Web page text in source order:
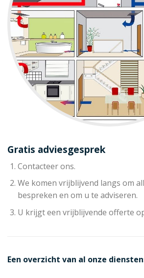
Gratis adviesgesprek
Contacteer ons.
We komen vrijblijvend langs om
bespreken en om u te adviseren.
U krijgt een vrijblijvende offerte
Een overzicht van al onze